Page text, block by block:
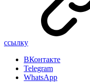
ссылку
ВКонтакте
Telegram
WhatsApp